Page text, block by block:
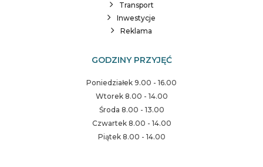
Transport
Inwestycje
Reklama
GODZINY PRZYJĘĆ
Poniedziałek 9.00 - 16.00
Wtorek 8.00 - 14.00
Środa 8.00 - 13.00
Czwartek 8.00 - 14.00
Piątek 8.00 - 14.00